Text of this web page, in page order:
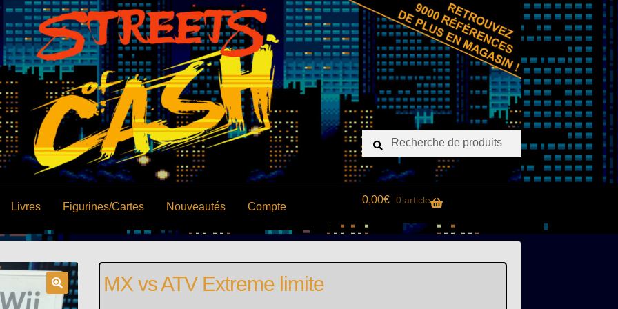
Recherche
pour :
Recherche
Livres Figurines/Cartes Nouveautés Compte
0,00€ 0 article
MX vs ATV Extreme limite